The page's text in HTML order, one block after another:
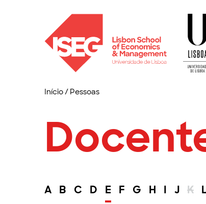
Início/ Pessoas
A B C D E F G H I J K